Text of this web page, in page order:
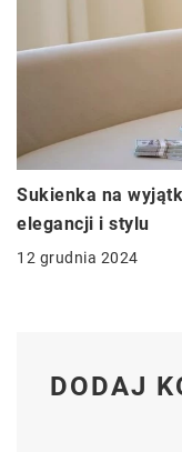
Sukienka na
elegancji i stylu
12 grudnia 2024
DODAJ